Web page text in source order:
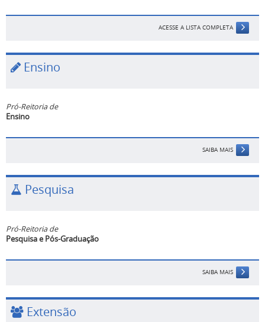
ACESSE A LISTA COMPLETA
Ensino
Pró-Reitoria de
Ensino
SAIBA MAIS
Pesquisa
Pró-Reitoria de
Pesquisa e Pós-Graduação
SAIBA MAIS
Extensão